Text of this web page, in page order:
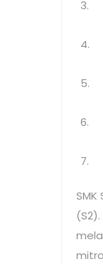
3.
4.
5.
6.
7.